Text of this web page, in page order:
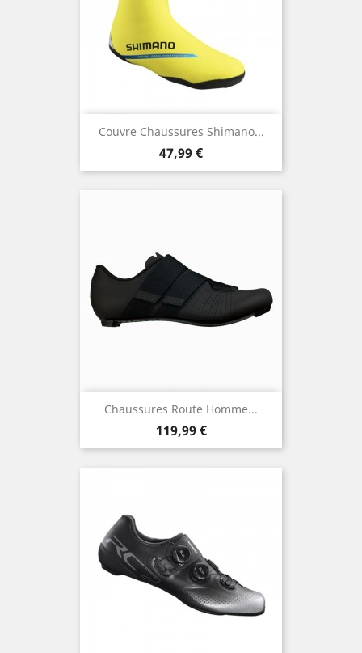
Couvre Chaussures Shimano...
Prix
47,99 €
Chaussures Route Homme...
Prix
119,99 €